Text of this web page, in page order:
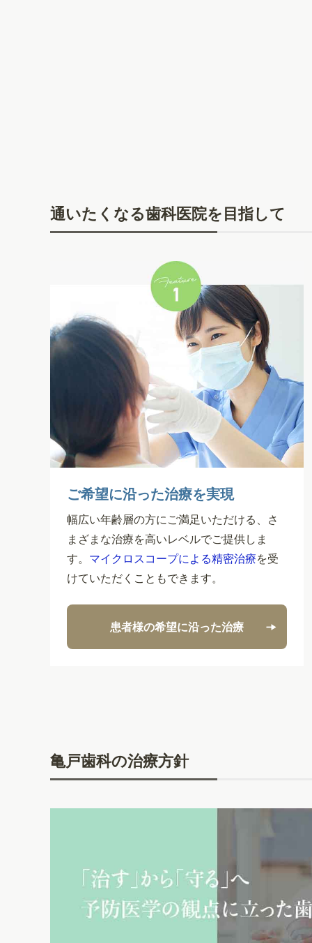
通いたくなる歯科医院を目指して
ご希望に沿った治療を実現
幅広い年齢層の方にご満足いただける、さ
まざまな治療を高いレベルでご提供しま
す。 マイクロスコープによる精密治療を受
けていただくこともできます。
患者様の希望に沿った治療
亀戸歯科の治療方針